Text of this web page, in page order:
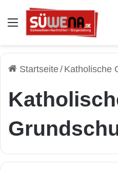
Auswahl
Startseite/ Katholische